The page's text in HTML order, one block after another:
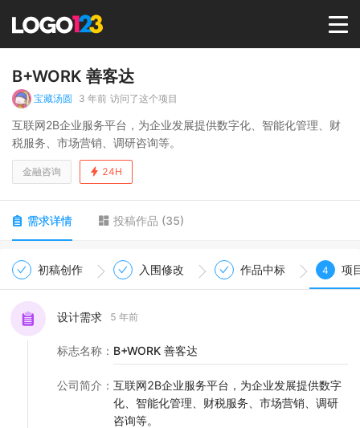
选择套餐→
商标版权
LOGO
B+WORK 善客达
宝藏汤圆 3 年前 访问了这个项目
互联网2B企业服务平台，为企业发展提供数字化、智能化管理、财
税服务、市场营销、调研咨询等。
金融咨询 24H
需求详情 投稿作品 (35)
初稿创作 入围修改 作品中标 4 项
设计需求 5 年前
标志名称 ： B+WORK 善客达
公司简介 ： 互联网2B企业服务平台，为企业发展提供数字
化、智能化管理、财税服务、市场营销、调研
咨询等。